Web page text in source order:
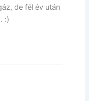
de fél év után
:)